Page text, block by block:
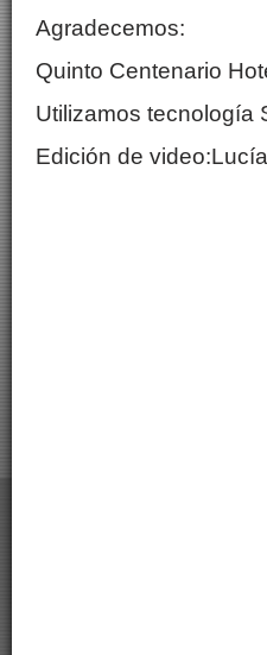
Agradecemos:
Quinto Centenario
Utilizamos tecnología
Edición de